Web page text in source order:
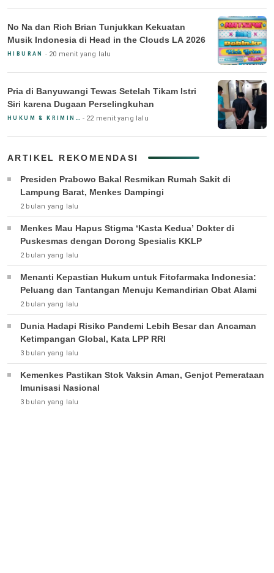
No Na dan Rich Brian Tunjukkan Kekuatan
Musik Indonesia di Head in the Clouds LA 2026
HIBURAN 20 menit yang lalu
Pria di Banyuwangi Tewas Setelah Tikam Istri
Siri karena Dugaan Perselingkuhan
HUKUM & KRIMINAL 22 menit yang lalu
ARTIKEL REKOMENDASI
Presiden Prabowo Bakal Resmikan Rumah Sakit di
Lampung Barat, Menkes Dampingi
2 bulan yang lalu
Menkes Mau Hapus Stigma ‘Kasta Kedua’ Dokter di
Puskesmas dengan Dorong Spesialis KKLP
2 bulan yang lalu
Menanti Kepastian Hukum untuk Fitofarmaka Indonesia:
Peluang dan Tantangan Menuju Kemandirian Obat Alami
2 bulan yang lalu
Dunia Hadapi Risiko Pandemi Lebih Besar dan Ancaman
Ketimpangan Global, Kata LPP RRI
3 bulan yang lalu
Kemenkes Pastikan Stok Vaksin Aman, Genjot Pemerataan
Imunisasi Nasional
3 bulan yang lalu